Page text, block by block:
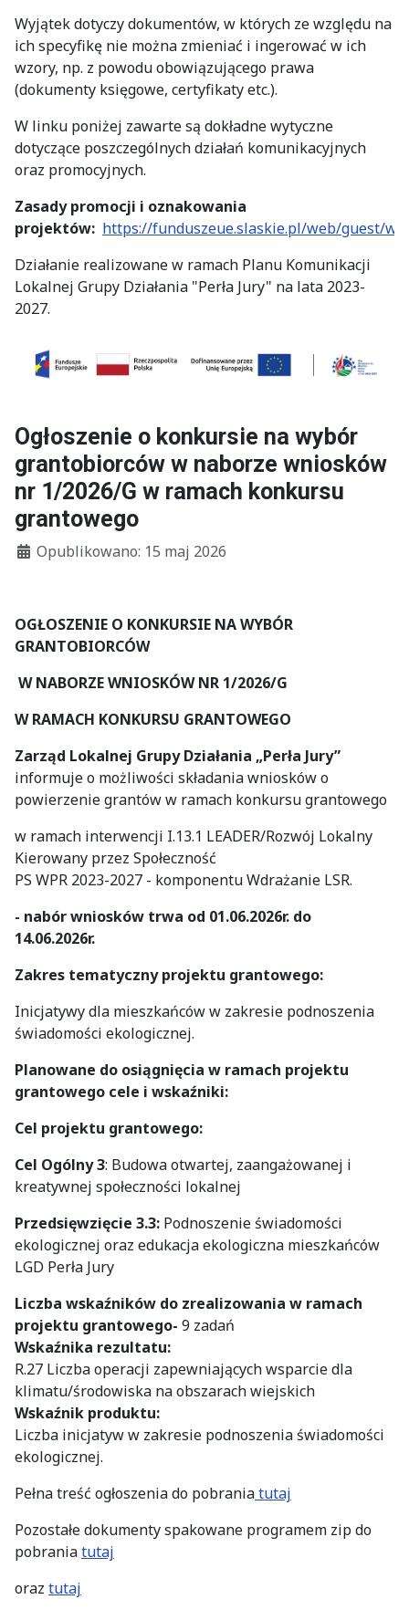
Wyjątek dotyczy dokumentów, w których ze względu na
ich specyfikę nie można zmieniać i ingerować w ich
wzory, np. z powodu obowiązującego prawa
(dokumenty księgowe, certyfikaty etc.).
W linku poniżej zawarte są dokładne wytyczne
dotyczące poszczególnych działań komunikacyjnych
oraz promocyjnych.
Zasady promocji i oznakowania
projektów: https://funduszeue.slaskie.pl/web/guest/w/
Działanie realizowane w ramach Planu Komunikacji
Lokalnej Grupy Działania "Perła Jury" na lata 2023-
2027.
Ogłoszenie o konkursie na wybór
grantobiorców w naborze wniosków
nr 1/2026/G w ramach konkursu
grantowego
Szczegóły
Opublikowano: 15 maj 2026
OGŁOSZENIE O KONKURSIE NA WYBÓR
GRANTOBIORCÓW
W NABORZE WNIOSKÓW NR 1/2026/G
W RAMACH KONKURSU GRANTOWEGO
Zarząd Lokalnej Grupy Działania „Perła Jury”
informuje o możliwości składania wniosków o
powierzenie grantów w ramach konkursu grantowego
w ramach interwencji I.13.1 LEADER/Rozwój Lokalny
Kierowany przez Społeczność
PS WPR 2023-2027 - komponentu Wdrażanie LSR.
- nabór wniosków trwa od 01.06.2026r. do
14.06.2026r.
Zakres tematyczny projektu grantowego:
Inicjatywy dla mieszkańców w zakresie podnoszenia
świadomości ekologicznej.
Planowane do osiągnięcia w ramach projektu
grantowego cele i wskaźniki:
Cel projektu grantowego:
Cel Ogólny 3: Budowa otwartej, zaangażowanej i
kreatywnej społeczności lokalnej
Przedsięwzięcie 3.3: Podnoszenie świadomości
ekologicznej oraz edukacja ekologiczna mieszkańców
LGD Perła Jury
Liczba wskaźników do zrealizowania w ramach
projektu grantowego- 9 zadań
Wskaźnika rezultatu:
R.27 Liczba operacji zapewniających wsparcie dla
klimatu/środowiska na obszarach wiejskich
Wskaźnik produktu:
Liczba inicjatyw w zakresie podnoszenia świadomości
ekologicznej.
Pełna treść ogłoszenia do pobraniatutaj
Pozostałe dokumenty spakowane programem zip do
pobraniatutaj
oraz tutaj